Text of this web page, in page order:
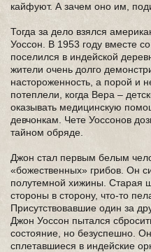
кайфуют. А зачем оно им,
Тогда за дело взялся
Уоссон. В 1953 году вместе
поселился в индейской
жители очень долго
настороженность, а порой и
потеплели, когда Вера –
оказывать медицинскую
девчонкам. Чете Уоссонов
тайном обряде.
Джон стал первым белым
«божественных» грибов. Он
полутемной хижины. Старая
стороны в сторону, что-то
Присутствовавшие один за
Джон Уоссон пытался
состояние, но безуспешно.
сплетавшиеся в индейские